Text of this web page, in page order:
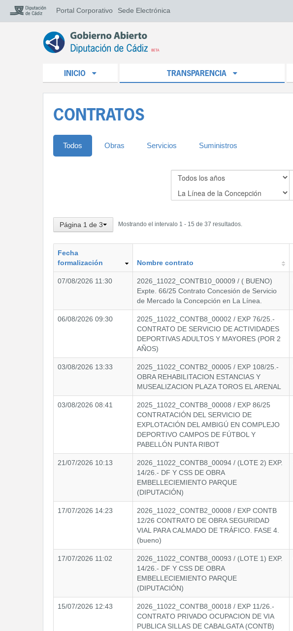
Portal Corporativo Sede Electrónica
INICIO TRANSPARENCIA
CONTRATOS
Todos Obras Servicios Suministros
Página 1 de 3 Mostrando el intervalo 1 - 15 de 37 resultados.
Fecha
formalización
Nombre contrato
07/08/2026 11:30
2026_11022_CONTB10_00009 / ( BUENO)
Expte. 66/25 Contrato Concesión de Servicio
de Mercado la Concepción en La Línea.
06/08/2026 09:30
2025_11022_CONTB8_00002 / EXP 76/25.-
CONTRATO DE SERVICIO DE ACTIVIDADES
DEPORTIVAS ADULTOS Y MAYORES (POR 2
AÑOS)
03/08/2026 13:33
2025_11022_CONTB2_00005 / EXP 108/25.-
OBRA REHABILITACION ESTANCIAS Y
MUSEALIZACION PLAZA TOROS EL ARENAL
03/08/2026 08:41
2025_11022_CONTB8_00008 / EXP 86/25
CONTRATACIÓN DEL SERVICIO DE
EXPLOTACIÓN DEL AMBIGÚ EN COMPLEJO
DEPORTIVO CAMPOS DE FÚTBOL Y
PABELLÓN PUNTA RIBOT
21/07/2026 10:13
2026_11022_CONTB8_00094 / (LOTE 2) EXP.
14/26.- DF Y CSS DE OBRA
EMBELLECIEMIENTO PARQUE
(DIPUTACIÓN)
17/07/2026 14:23
2026_11022_CONTB2_00008 / EXP CONTB
12/26 CONTRATO DE OBRA SEGURIDAD
VIAL PARA CALMADO DE TRÁFICO. FASE 4.
(bueno)
17/07/2026 11:02
2026_11022_CONTB8_00093 / (LOTE 1) EXP.
14/26.- DF Y CSS DE OBRA
EMBELLECIEMIENTO PARQUE
(DIPUTACIÓN)
15/07/2026 12:43
2026_11022_CONTB8_00018 / EXP 11/26.-
CONTRATO PRIVADO OCUPACION DE VIA
PUBLICA SILLAS DE CABALGATA (CONTB)